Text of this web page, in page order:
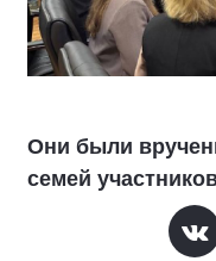
Они были
семей